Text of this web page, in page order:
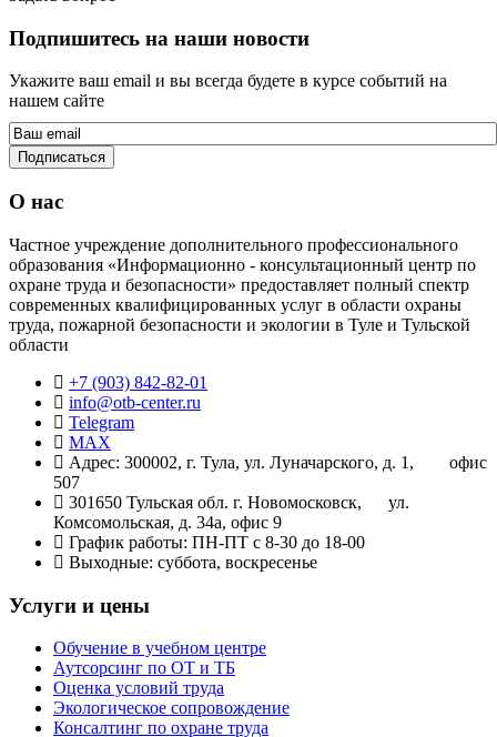
Подпишитесь на наши новости
Укажите ваш email и вы всегда будете в курсе событий на
нашем сайте
О нас
Частное учреждение дополнительного профессионального
образования «Информационно - консультационный центр по
охране труда и безопасности» предоставляет полный спектр
современных квалифицированных услуг в области охраны
труда, пожарной безопасности и экологии в Туле и Тульской
области
+7 (903) 842-82-01
info@otb-center.ru
Telegram
MAX
Адрес: 300002, г. Тула, ул. Луначарского, д. 1, офис
507
301650 Тульская обл. г. Новомосковск, ул.
Комсомольская, д. 34а, офис 9
График работы: ПН-ПТ с 8-30 до 18-00
Выходные: суббота, воскресенье
Услуги и цены
Обучение в учебном центре
Аутсорсинг по ОТ и ТБ
Оценка условий труда
Экологическое сопровождение
Консалтинг по охране труда